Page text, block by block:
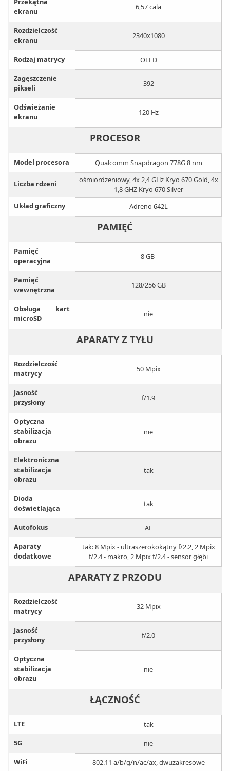
ekranu
6,57 cala
Rozdzielczość
ekranu
2340x1080
Rodzaj matrycy
OLED
Zagęszczenie
pikseli
392
Odświeżanie
ekranu
120 Hz
PROCESOR
Model procesora Qualcomm Snapdragon 778G 8 nm
Liczba rdzeni
ośmiordzeniowy, 4x 2,4 GHz Kryo 670 Gold, 4x
1,8 GHZ Kryo 670 Silver
Układ graficzny
Adreno 642L
PAMIĘĆ
Pamięć
operacyjna
8 GB
Pamięć
wewnętrzna
128/256 GB
Obsługa kart
microSD
nie
APARATY Z TYŁU
Rozdzielczość
matrycy
50 Mpix
Jasność
przysłony
f/1.9
Optyczna
stabilizacja
obrazu
nie
Elektroniczna
stabilizacja
obrazu
tak
Dioda
doświetlająca
tak
Autofokus
AF
Aparaty
dodatkowe
tak: 8 Mpix - ultraszerokokątny f/2.2, 2 Mpix
f/2.4 - makro, 2 Mpix f/2.4 - sensor głębi
APARATY Z PRZODU
Rozdzielczość
matrycy
32 Mpix
Jasność
przysłony
f/2.0
Optyczna
stabilizacja
obrazu
nie
ŁĄCZNOŚĆ
LTE
tak
5G
nie
WiFi
802.11 a/b/g/n/ac/ax, dwuzakresowe